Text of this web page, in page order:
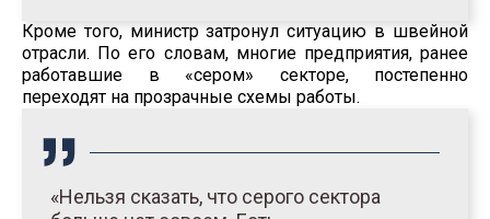
Кроме того, министр затронул ситуацию в швейной
отрасли. По его словам, многие предприятия, ранее
работавшие в «сером» секторе, постепенно
переходят на прозрачные схемы работы.
«Нельзя сказать, что серого сектора